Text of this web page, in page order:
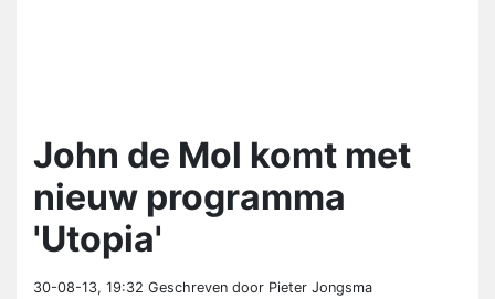
John de Mol komt met
nieuw programma
'Utopia'
30-08-13, 19:32 Geschreven door Pieter Jongsma